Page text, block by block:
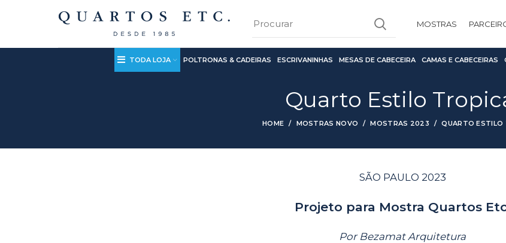
MOSTRAS
TODA LOJA POLTRONAS & CADEIRAS ESCRIVANINHAS MESAS DE CABECEIRA CAMAS E CABECEIRAS
Quarto Estilo
HOME MOSTRAS NOVO MOSTRAS 2023 QUARTO ESTILO
SÃO PAULO 2023
Projeto para Mostra Quartos
Por Bezamat Arquitetura